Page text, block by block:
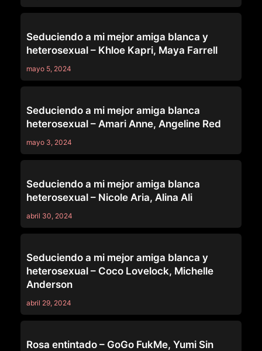
Seduciendo a mi mejor amiga blanca y
heterosexual – Khloe Kapri, Maya Farrell
mayo 5, 2024
Seduciendo a mi mejor amiga blanca
heterosexual – Amari Anne, Angeline Red
mayo 3, 2024
Seduciendo a mi mejor amiga blanca
heterosexual – Nicole Aria, Alina Ali
abril 30, 2024
Seduciendo a mi mejor amiga blanca y
heterosexual – Coco Lovelock, Michelle
Anderson
abril 29, 2024
Rosa entintado – GoGo FukMe, Yumi Sin